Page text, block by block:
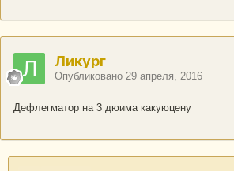
Ликург
Опубликовано 29 апреля, 2016
Дефлегматор на 3 дюима какуюцену